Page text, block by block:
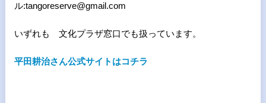
ル:tangoreserve@gmail.com
いずれも 文化プラザ窓口でも扱っています。
平田耕治さん公式サイトはコチラ